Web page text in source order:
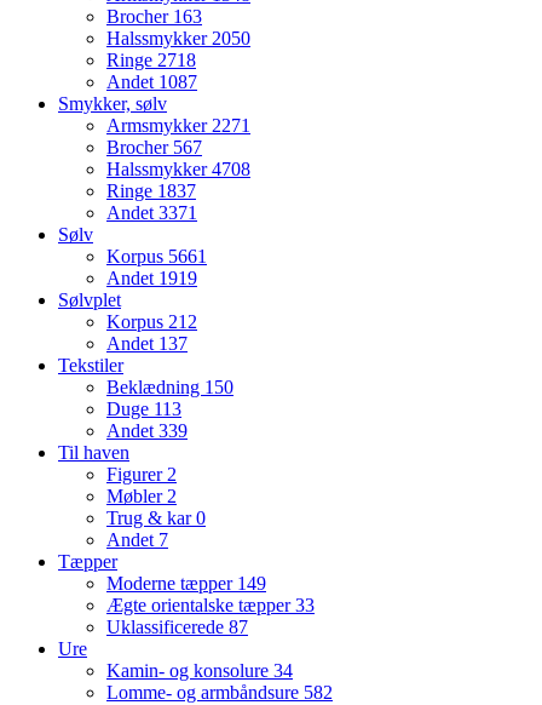
Brocher 163
Halssmykker2050
Ringe 2718
Andet 1087
Smykker, sølv
Armsmykker2271
Brocher 567
Halssmykker4708
Ringe 1837
Andet3371
Sølv
Korpus 5661
Andet 1919
Sølvplet
Korpus 212
Andet 137
Tekstiler
Beklædning 150
Duge 113
Andet339
Til haven
Figurer2
Møbler2
Trug & kar0
Andet 7
Tæpper
Moderne tæpper 149
Ægte orientalske tæpper33
Uklassificerede 87
Ure
Kamin- og konsolure 34
Lomme- og armbåndsure 582